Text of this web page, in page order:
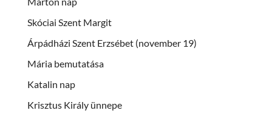
Skóciai Szent Margit
Árpádházi Szent Erzsébet (november 19)
Mária bemutatása
Katalin nap
Krisztus Király ünnepe